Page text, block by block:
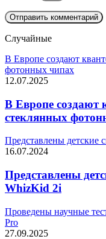
Случайные
В Европе создают
фотонных чипах
12.07.2025
В Европе создают
стеклянных
Представлены детские
16.07.2024
Представлены
WhizKid 2i
Проведены научные
Pro
27.09.2025